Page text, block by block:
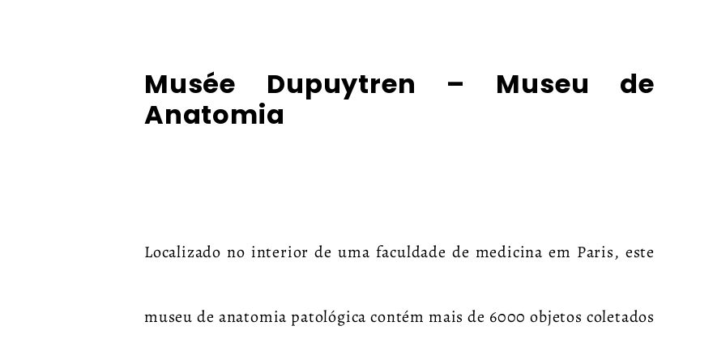
Musée Dupuytren – Museu de
Anatomia
Localizado no interior de uma faculdade de medicina em Paris, este
museu de anatomia patológica contém mais de 6000 objetos coletados